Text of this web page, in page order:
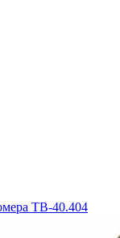
ТВ-40.404